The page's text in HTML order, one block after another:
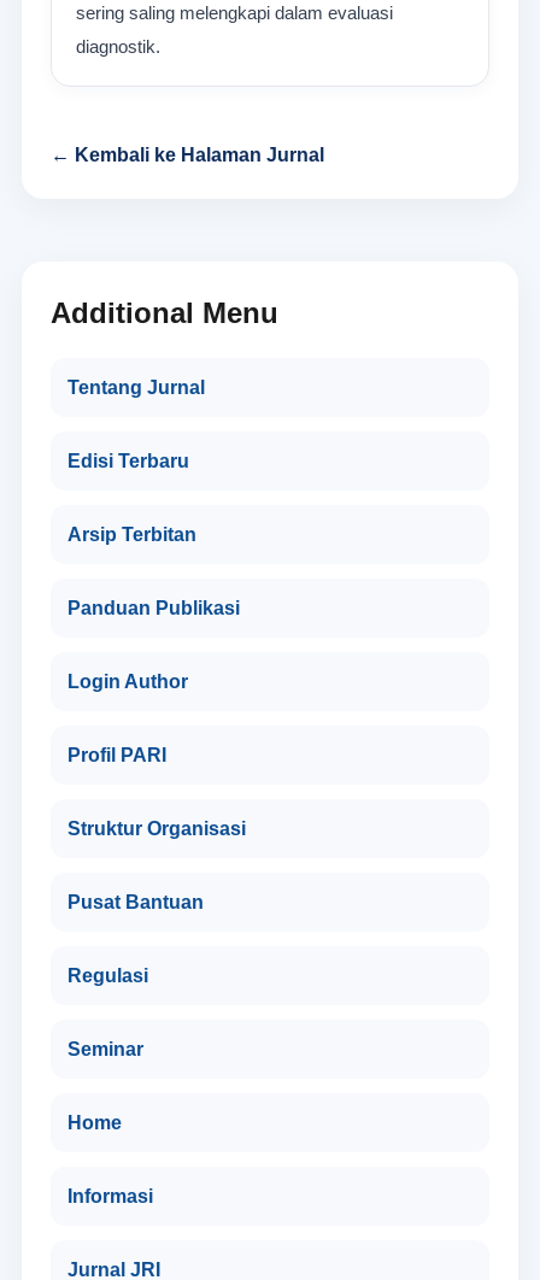
sering saling melengkapi dalam evaluasi
diagnostik.
← Kembali ke Halaman Jurnal
Additional Menu
Tentang Jurnal
Edisi Terbaru
Arsip Terbitan
Panduan Publikasi
Login Author
Profil PARI
Struktur Organisasi
Pusat Bantuan
Regulasi
Seminar
Home
Informasi
Jurnal JRI